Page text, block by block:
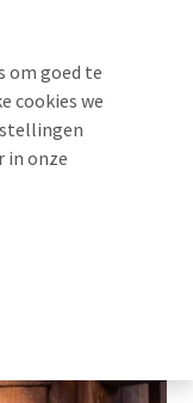
Word nu lid
om goed te
cookies we
in onze